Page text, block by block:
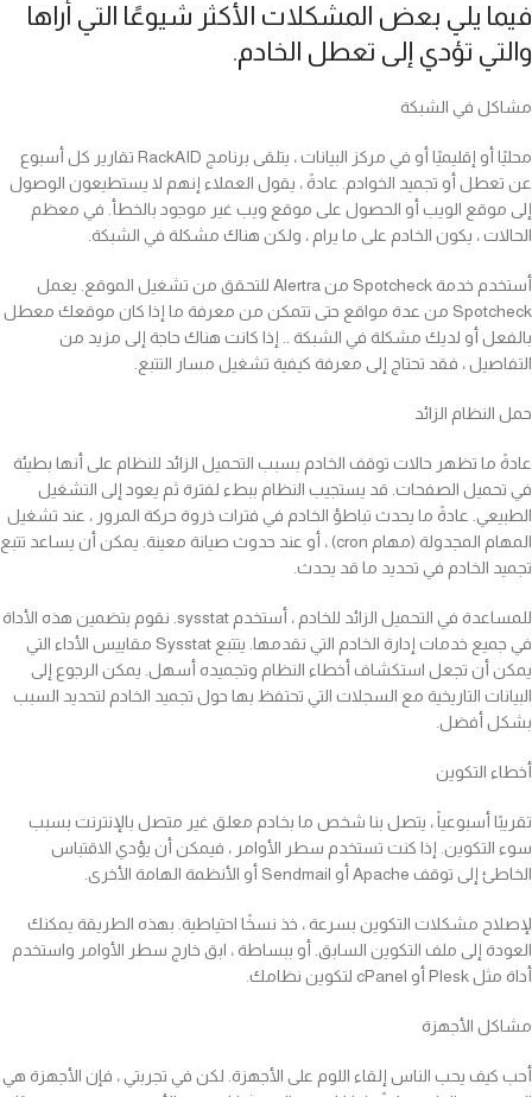
فيما يلي بعض المشكلات الأكثر شيوعًا التي أراها
والتي تؤدي إلى تعطل الخادم.
مشاكل في الشبكة
محليًا أو إقليميًا أو في مركز البيانات ، يتلقى برنامج RackAID تقارير كل أسبوع
عن تعطل أو تجميد الخوادم. عادةً ، يقول العملاء إنهم لا يستطيعون الوصول
إلى موقع الويب أو الحصول على موقع ويب غير موجود بالخطأ. في معظم
الحالات ، يكون الخادم على ما يرام ، ولكن هناك مشكلة في الشبكة.
أستخدم خدمة Spotcheck من Alertra للتحقق من تشغيل الموقع. يعمل
Spotcheck من عدة مواقع حتى تتمكن من معرفة ما إذا كان موقعك معطل
بالفعل أو لديك مشكلة في الشبكة .. إذا كانت هناك حاجة إلى مزيد من
التفاصيل ، فقد تحتاج إلى معرفة كيفية تشغيل مسار التتبع.
حمل النظام الزائد
عادةً ما تظهر حالات توقف الخادم بسبب التحميل الزائد للنظام على أنها بطيئة
في تحميل الصفحات. قد يستجيب النظام ببطء لفترة ثم يعود إلى التشغيل
الطبيعي. عادةً ما يحدث تباطؤ الخادم في فترات ذروة حركة المرور ، عند تشغيل
المهام المجدولة (مهام cron) ، أو عند حدوث صيانة معينة. يمكن أن يساعد تتبع
تجميد الخادم في تحديد ما قد يحدث.
للمساعدة في التحميل الزائد للخادم ، أستخدم sysstat. نقوم بتضمين هذه الأداة
في جميع خدمات إدارة الخادم التي نقدمها. يتتبع Sysstat مقاييس الأداء التي
يمكن أن تجعل استكشاف أخطاء النظام وتجميده أسهل. يمكن الرجوع إلى
البيانات التاريخية مع السجلات التي تحتفظ بها حول تجميد الخادم لتحديد السبب
بشكل أفضل.
أخطاء التكوين
تقريبًا أسبوعياً ، يتصل بنا شخص ما بخادم معلق غير متصل بالإنترنت بسبب
سوء التكوين. إذا كنت تستخدم سطر الأوامر ، فيمكن أن يؤدي الاقتباس
الخاطئ إلى توقف Apache أو Sendmail أو الأنظمة الهامة الأخرى.
لإصلاح مشكلات التكوين بسرعة ، خذ نسخًا احتياطية. بهذه الطريقة يمكنك
العودة إلى ملف التكوين السابق. أو ببساطة ، ابق خارج سطر الأوامر واستخدم
أداة مثل Plesk أو cPanel لتكوين نظامك.
مشاكل الأجهزة
أحب كيف يحب الناس إلقاء اللوم على الأجهزة. لكن في تجربتي ، فإن الأجهزة هي